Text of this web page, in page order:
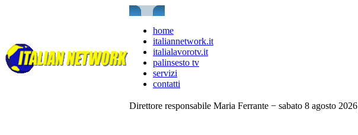
home
italiannetwork.it
italialavorotv.it
palinsesto tv
servizi
contatti
Direttore responsabile Maria Ferrante − sabato 8 agosto 2026